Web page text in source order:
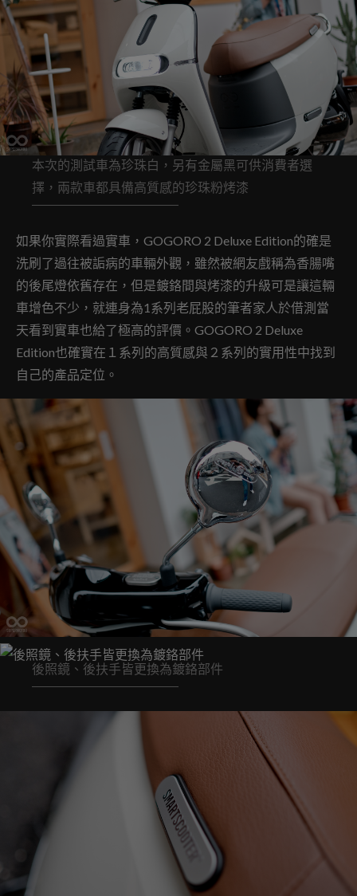
本次的測試車為珍珠白，另有金屬黑可供消費者選
擇，兩款車都具備高質感的珍珠粉烤漆
如果你實際看過實車，GOGORO 2 Deluxe Edition的確是
洗刷了過往被詬病的車輛外觀，雖然被網友戲稱為香腸嘴
的後尾燈依舊存在，但是鍍鉻間與烤漆的升級可是讓這輛
車增色不少，就連身為1系列老屁股的筆者家人於借測當
天看到實車也給了極高的評價。GOGORO 2 Deluxe
Edition也確實在１系列的高質感與２系列的實用性中找到
自己的產品定位。
後照鏡、後扶手皆更換為鍍鉻部件